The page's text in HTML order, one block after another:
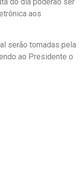
aos
serão tomadas pela
ao Presidente o